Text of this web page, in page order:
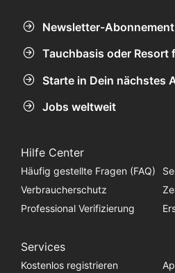
Newsletter-Abonnement
Tauchbasis oder Resort
Starte in Dein nächstes
Jobs weltweit
Hilfe Center
Häufig gestellte Fragen (FAQ)
Verbraucherschutz
Professional Verifizierung
Services
Kostenlos registrieren